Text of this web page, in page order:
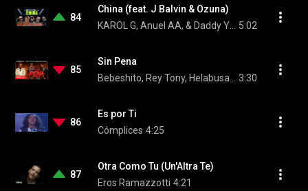
84
China (feat. J Balvin & Ozuna)
5:02
85
Sin Pena
3:30
86
Es por Ti
Cómplices 4:25
87
Otra Como Tu (Un'Altra Te)
Eros Ramazzotti 4:21